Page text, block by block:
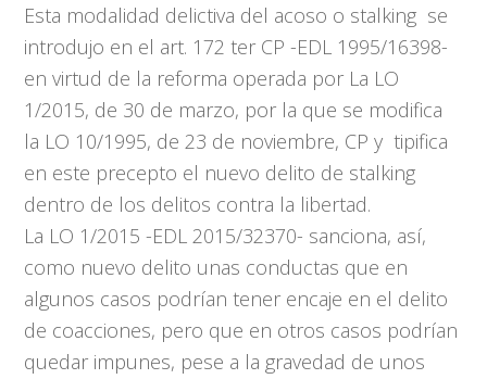
Esta modalidad delictiva del acoso o stalking se
introdujo en el art. 172 ter CP -EDL 1995/16398-
en virtud de la reforma operada por La LO
1/2015, de 30 de marzo, por la que se modifica
la LO 10/1995, de 23 de noviembre, CP y tipifica
en este precepto el nuevo delito de stalking
dentro de los delitos contra la libertad.
La LO 1/2015 -EDL 2015/32370- sanciona, así,
como nuevo delito unas conductas que en
algunos casos podrían tener encaje en el delito
de coacciones, pero que en otros casos podrían
quedar impunes, pese a la gravedad de unos